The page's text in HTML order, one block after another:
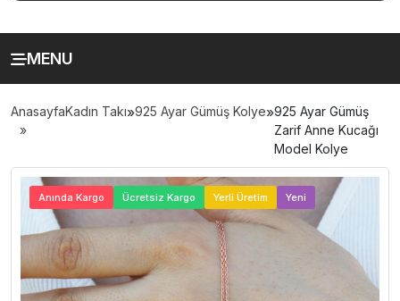
MENU
AnasayfaKadın Takı»925 Ayar Gümüş Kolye»925 Ayar Gümüş
Zarif Anne Kucağı
Model Kolye
Anında Kargo Ücretsiz Kargo Yerli Üretim Yeni